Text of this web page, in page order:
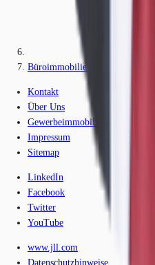
Büroimmobilie - München,
Kontakt
Über Uns
Gewerbeimmobilien-Lexikon
Impressum
Sitemap
LinkedIn
Facebook
Twitter
YouTube
www.jll.com
Datenschutzhinweise